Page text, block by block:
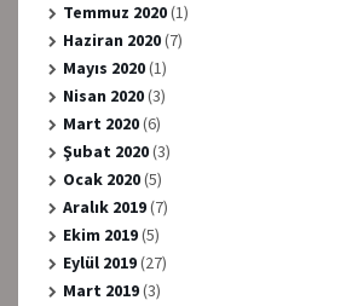
Temmuz 2020(1)
Haziran 2020(7)
Mayıs 2020(1)
Nisan 2020(3)
Mart 2020(6)
Şubat 2020(3)
Ocak 2020(5)
Aralık 2019(7)
Ekim 2019(5)
Eylül 2019(27)
Mart 2019(3)